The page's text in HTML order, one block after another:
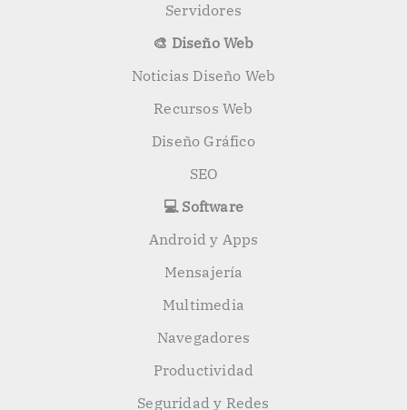
Servidores
🎨 Diseño Web
Noticias Diseño Web
Recursos Web
Diseño Gráfico
SEO
💻 Software
Android y Apps
Mensajería
Multimedia
Navegadores
Productividad
Seguridad y Redes